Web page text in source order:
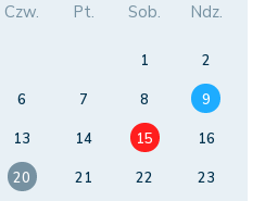
Czw. Pt. Sob. Ndz.
1
2
6 7 8
9
13 14 15
16
20 21 22
23